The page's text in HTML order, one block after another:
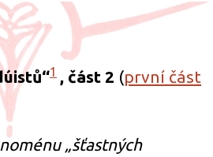
fenoménu
„šťastných
húdúistů“,
část
1 , část 2 (první část
„šťastných